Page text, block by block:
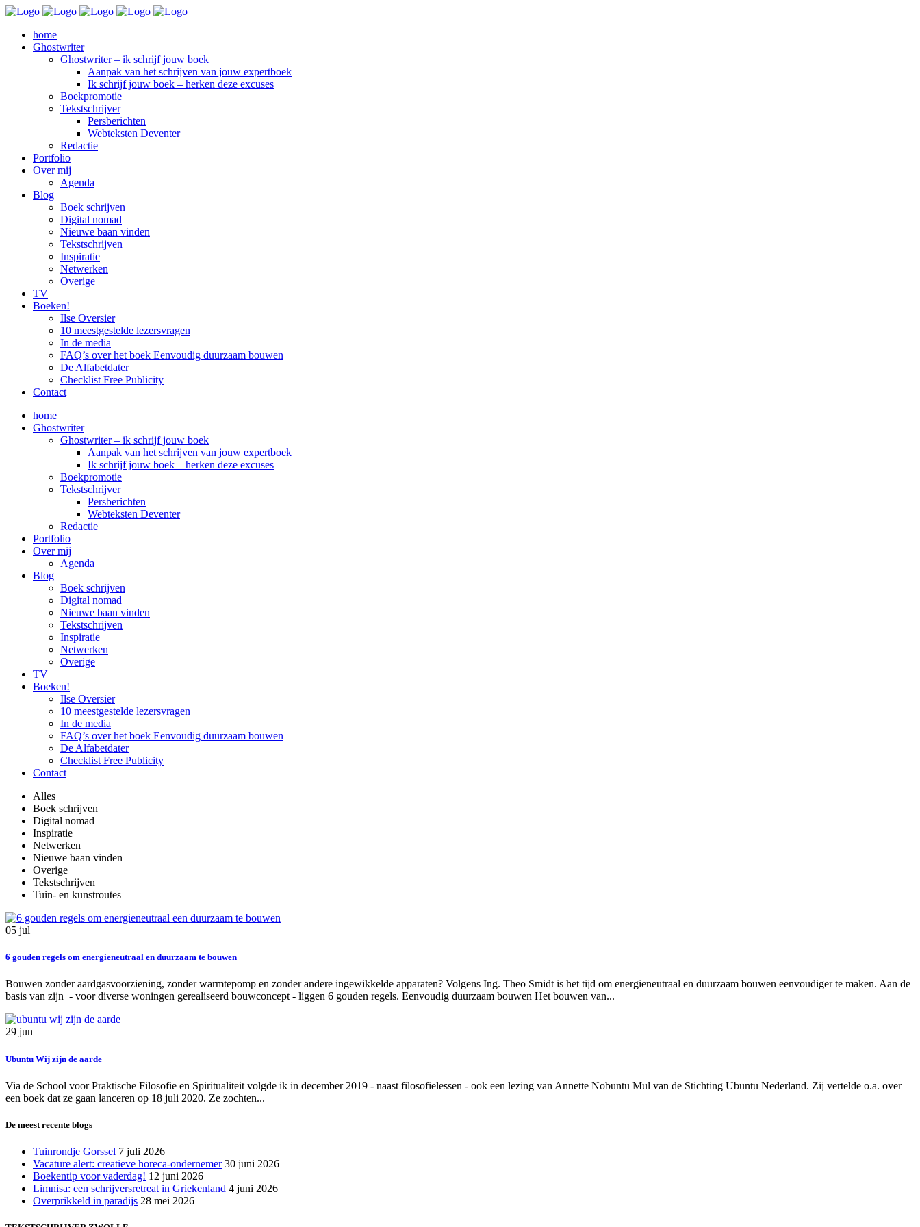
home
Ghostwriter
Ghostwriter – ik schrijf jouw boek
Aanpak van het schrijven van jouw expertboek
Ik schrijf jouw boek – herken deze excuses
Boekpromotie
Tekstschrijver
Persberichten
Webteksten Deventer
Redactie
Portfolio
Over mij
Agenda
Blog
Boek schrijven
Digital nomad
Nieuwe baan vinden
Tekstschrijven
Inspiratie
Netwerken
Overige
TV
Boeken!
Ilse Oversier
10 meestgestelde lezersvragen
In de media
FAQ’s over het boek Eenvoudig duurzaam bouwen
De Alfabetdater
Checklist Free Publicity
Contact
home
Ghostwriter
Ghostwriter – ik schrijf jouw boek
Aanpak van het schrijven van jouw expertboek
Ik schrijf jouw boek – herken deze excuses
Boekpromotie
Tekstschrijver
Persberichten
Webteksten Deventer
Redactie
Portfolio
Over mij
Agenda
Blog
Boek schrijven
Digital nomad
Nieuwe baan vinden
Tekstschrijven
Inspiratie
Netwerken
Overige
TV
Boeken!
Ilse Oversier
10 meestgestelde lezersvragen
In de media
FAQ’s over het boek Eenvoudig duurzaam bouwen
De Alfabetdater
Checklist Free Publicity
Contact
Alles
Boek schrijven
Digital nomad
Inspiratie
Netwerken
Nieuwe baan vinden
Overige
Tekstschrijven
Tuin- en kunstroutes
05 jul
6 gouden regels om energieneutraal en duurzaam te bouwen
Bouwen zonder aardgasvoorziening, zonder warmtepomp en zonder andere ingewikkelde apparaten? Volgens Ing. Theo Smidt is het tijd om energieneutraal en duurzaam bouwen eenvoudiger te maken. Aan de
basis van zijn - voor diverse woningen gerealiseerd bouwconcept - liggen 6 gouden regels. Eenvoudig duurzaam bouwen Het bouwen van...
29 jun
Ubuntu Wij zijn de aarde
Via de School voor Praktische Filosofie en Spiritualiteit volgde ik in december 2019 - naast filosofielessen - ook een lezing van Annette Nobuntu Mul van de Stichting Ubuntu Nederland. Zij vertelde o.a. over
een boek dat ze gaan lanceren op 18 juli 2020. Ze zochten...
De meest recente blogs
Tuinrondje Gorssel 7 juli 2026
Vacature alert: creatieve horeca-ondernemer 30 juni 2026
Boekentip voor vaderdag! 12 juni 2026
Limnisa: een schrijversretreat in Griekenland 4 juni 2026
Overprikkeld in paradijs 28 mei 2026